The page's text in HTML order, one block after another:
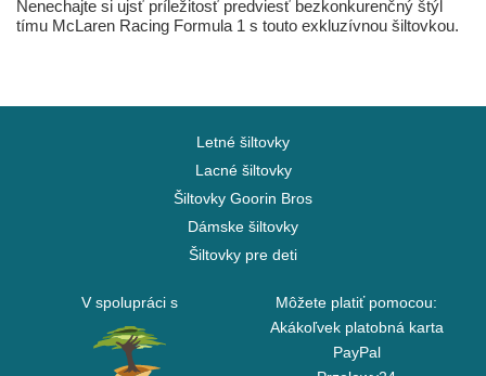
Nenechajte si ujsť príležitosť predviesť bezkonkurenčný štýl
tímu McLaren Racing Formula 1 s touto exkluzívnou šiltovkou.
Letné šiltovky
Lacné šiltovky
Šiltovky Goorin Bros
Dámske šiltovky
Šiltovky pre deti
V spolupráci s
Môžete platiť pomocou:
Akákoľvek platobná karta
PayPal